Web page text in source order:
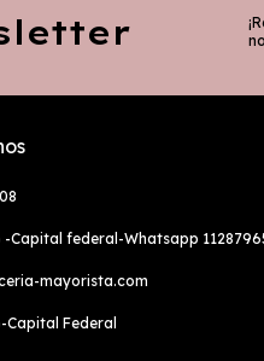
-Capital federal-Whatsapp
mayorista.com
Capital Federal